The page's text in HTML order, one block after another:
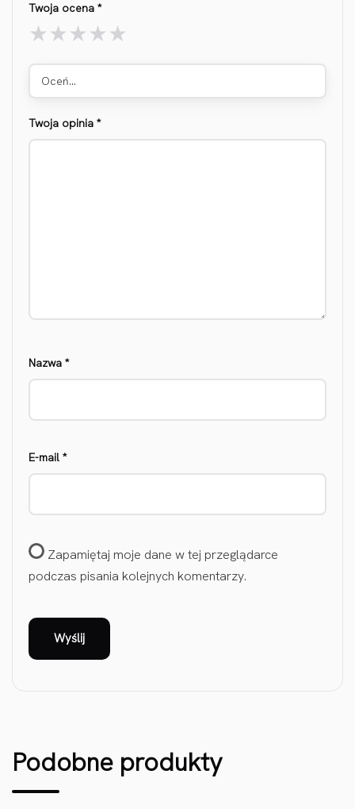
Twoja ocena *
Oceń…
Twoja opinia *
Nazwa *
E-mail *
Zapamiętaj moje dane w tej przeglądarce
podczas pisania kolejnych komentarzy.
Podobne produkty